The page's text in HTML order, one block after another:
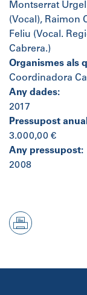
Montserrat
(Vocal), Raimon
Feliu (Vocal.
Cabrera.)
Organismes als
Coordinadora
Any dades:
2017
Pressupost
3.000,00 €
Any pressupost:
2008